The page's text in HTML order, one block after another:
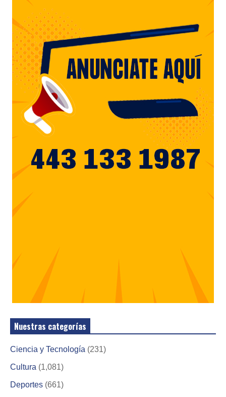
Nuestras categorías
Ciencia y Tecnología (231)
Cultura (1,081)
Deportes (661)